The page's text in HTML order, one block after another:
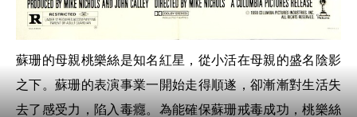
蘇珊的母親桃樂絲是知名紅星，從小活在母親的盛名陰影
之下。蘇珊的表演事業一開始走得順遂，卻漸漸對生活失
去了感受力，陷入毒癮。為能確保蘇珊戒毒成功，桃樂絲